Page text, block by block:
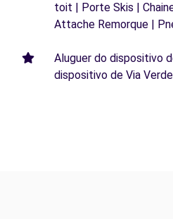
toit | Porte Skis |
Attache Remorque |
Aluguer do dispositivo
dispositivo de Via Verde